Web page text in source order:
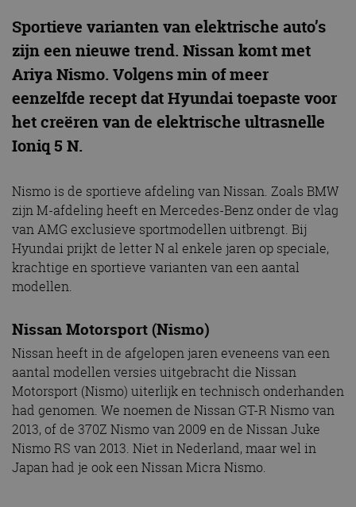
Sportieve varianten van elektrische auto’s
zijn een nieuwe trend. Nissan komt met
Ariya Nismo. Volgens min of meer
eenzelfde recept dat Hyundai toepaste voor
het creëren van de elektrische ultrasnelle
Ioniq 5 N.
Nismo is de sportieve afdeling van Nissan. Zoals BMW
zijn M-afdeling heeft en Mercedes-Benz onder de vlag
van AMG exclusieve sportmodellen uitbrengt. Bij
Hyundai prijkt de letter N al enkele jaren op speciale,
krachtige en sportieve varianten van een aantal
modellen.
Nissan Motorsport (Nismo)
Nissan heeft in de afgelopen jaren eveneens van een
aantal modellen versies uitgebracht die Nissan
Motorsport (Nismo) uiterlijk en technisch onderhanden
had genomen. We noemen de Nissan GT-R Nismo van
2013, of de 370Z Nismo van 2009 en de Nissan Juke
Nismo RS van 2013. Niet in Nederland, maar wel in
Japan had je ook een Nissan Micra Nismo.